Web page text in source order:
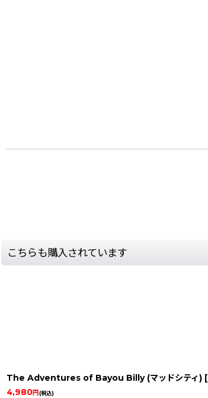
こちらも購入されています
The Adventures of Bayou Billy (マッドシティ) [
4,980円(税込)